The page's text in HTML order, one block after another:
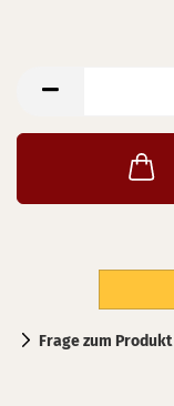
Frage zum Produkt